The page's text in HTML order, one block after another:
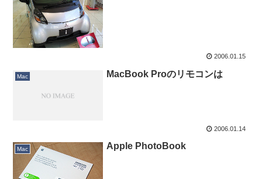
2006.01.15
Mac MacBook Proのリモコンは
2006.01.14
Mac Apple PhotoBook